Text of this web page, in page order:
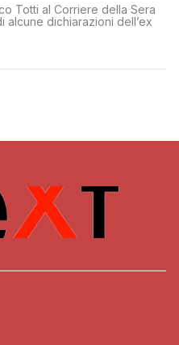
Totti al Corriere della Sera
dichiarazioni dell’ex